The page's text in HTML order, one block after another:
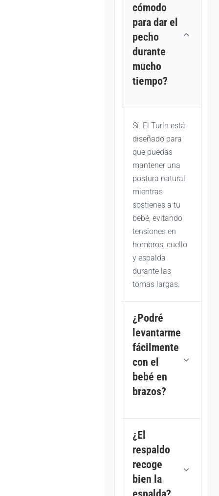
cómodo
para dar el
pecho
durante
mucho
tiempo?
Sí. El Turín está
diseñado para
que puedas
mantener una
postura natural
mientras
sostienes a tu
bebé, evitando
tensiones en
hombros, cuello
y espalda
durante las
tomas largas.
¿Podré
levantarme
fácilmente
con el
bebé en
brazos?
Sí. La altura del
asiento está
pensada para
incorporarte sin
hacer fuerza
¿El
respaldo
recoge
bien la